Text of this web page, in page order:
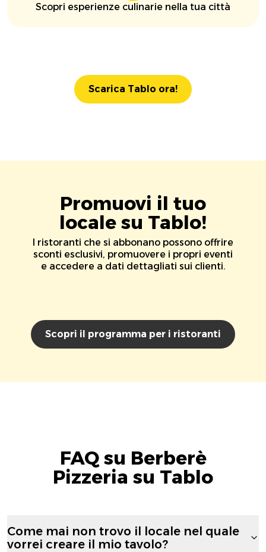
Scopri esperienze culinarie nella tua città
Scarica Tablo ora!
Promuovi il tuo
locale su Tablo!
I ristoranti che si abbonano possono offrire
sconti esclusivi, promuovere i propri eventi
e accedere a dati dettagliati sui clienti.
Scopri il programma per i ristoranti
FAQ su Berberè
Pizzeria su Tablo
Come mai non trovo il locale nel quale
vorrei creare il mio tavolo?